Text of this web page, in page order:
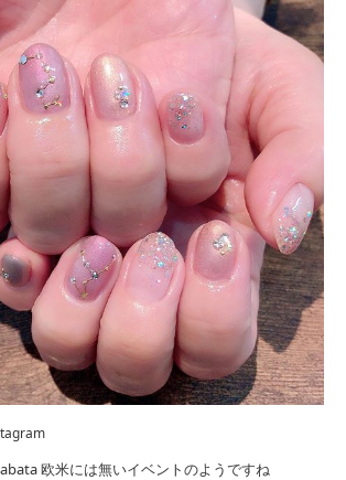
欧米には無いイベントのようですね